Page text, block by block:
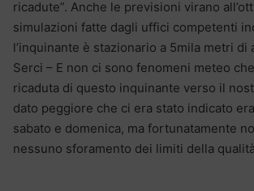
ricadute”. Anche le previsioni virano
simulazioni fatte dagli uffici competenti
l’inquinante è stazionario a 5mila metri di
Serci – E non ci sono fenomeni meteo
ricaduta di questo inquinante verso il
dato peggiore che ci era stato indicato
sabato e domenica, ma fortunatamente
nessuno sforamento dei limiti della qualità